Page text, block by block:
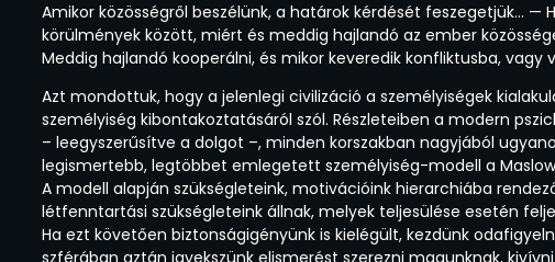
Amikor közösségről beszélünk, a határok kérdését feszegetjük…
körülmények között, miért és meddig hajlandó az ember
Meddig hajlandó kooperálni, és mikor keveredik konfliktusba, vagy
Azt mondottuk, hogy a jelenlegi civilizáció a személyiségek
személyiség kibontakoztatásáról szól. Részleteiben a modern
– leegyszerűsítve a dolgot –, minden korszakban nagyjából
legismertebb, legtöbbet emlegetett személyiség-modell a
A modell alapján szükségleteink, motivációink hierarchiába
létfenntartási szükségleteink állnak, melyek teljesülése esetén
Ha ezt követően biztonságigényünk is kielégült, kezdünk
szférában aztán igyekszünk elismerést szerezni magunknak,